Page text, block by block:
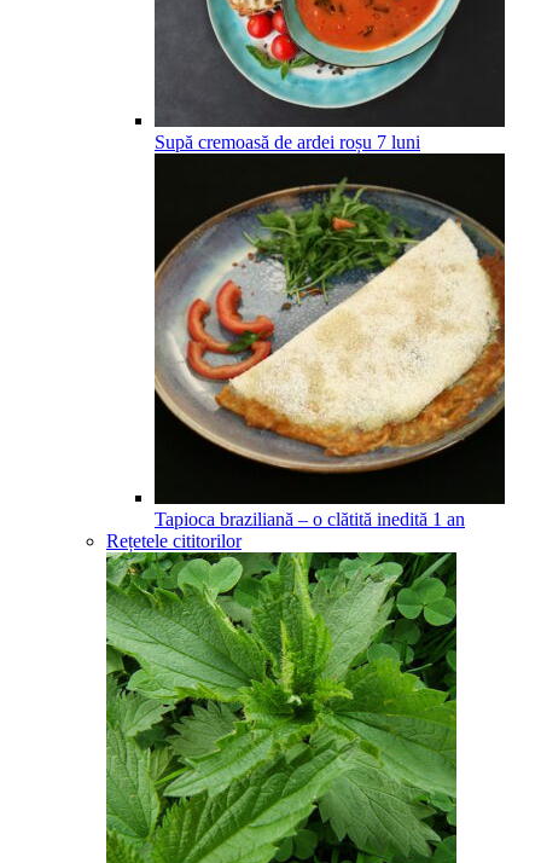
Supă cremoasă de ardei roșu 7 luni
Tapioca braziliană – o clătită inedită 1 an
Rețetele cititorilor